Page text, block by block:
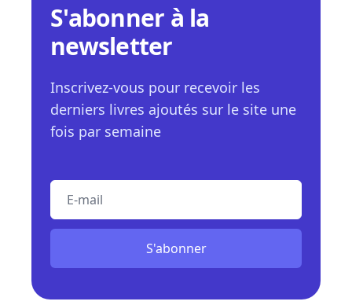
S'abonner à la
newsletter
Inscrivez-vous pour recevoir les
derniers livres ajoutés sur le site une
fois par semaine
E-mail
S'abonner